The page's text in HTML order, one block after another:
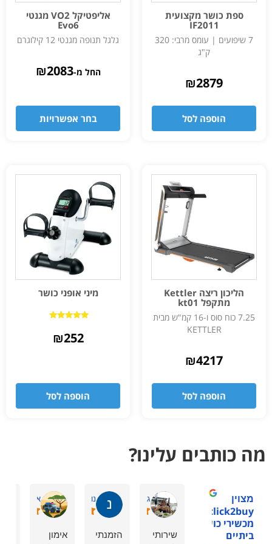
ספת כושר מקצועית
IF2011
7 שיפועים | עומס מרבי: 320
ק"ג
₪2879
הוספה לסל
אליפטיקל VO2 מגנטי
Evo6
גלגל תנופה מגנטי 12 קילוגרם
החל מ- ₪2083
בחר אפשרויות
הליכון ריצה Kettler
מתקפל kt01
7.25 כוח סוס ו-16 קמ"ש מבית
KETTLER
₪4217
הוספה לסל
מיני אופני כושר
5.00
מתוך 5₪252
הוספה לסל
מה כותבים עלינו?
מצוין
מכשירי כושר
ביתיים
גיתית ס.
שירותי
נוי מ.
הזמנתי
אסתר דביר
אימון